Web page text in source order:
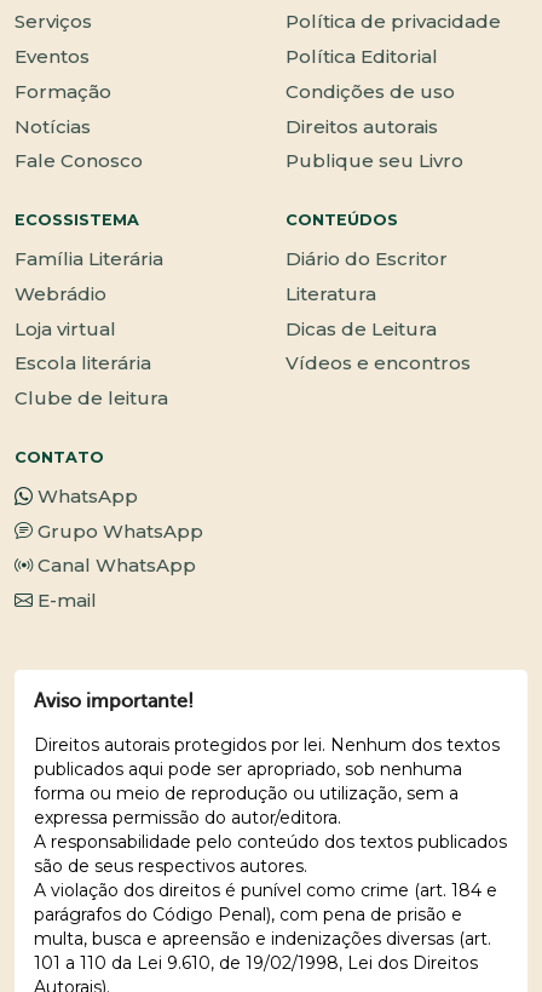
Serviços
Eventos
Formação
Notícias
Fale Conosco
Política de privacidade
Política Editorial
Condições de uso
Direitos autorais
Publique seu Livro
ECOSSISTEMA
Família Literária
Webrádio
Loja virtual
Escola literária
Clube de leitura
CONTEÚDOS
Diário do Escritor
Literatura
Dicas de Leitura
Vídeos e encontros
CONTATO
WhatsApp
Grupo WhatsApp
Canal WhatsApp
E-mail
Aviso importante!
Direitos autorais protegidos por lei. Nenhum dos textos
publicados aqui pode ser apropriado, sob nenhuma
forma ou meio de reprodução ou utilização, sem a
expressa permissão do autor/editora.
A responsabilidade pelo conteúdo dos textos publicados
são de seus respectivos autores.
A violação dos direitos é punível como crime (art. 184 e
parágrafos do Código Penal), com pena de prisão e
multa, busca e apreensão e indenizações diversas (art.
101 a 110 da Lei 9.610, de 19/02/1998, Lei dos Direitos
Autorais).